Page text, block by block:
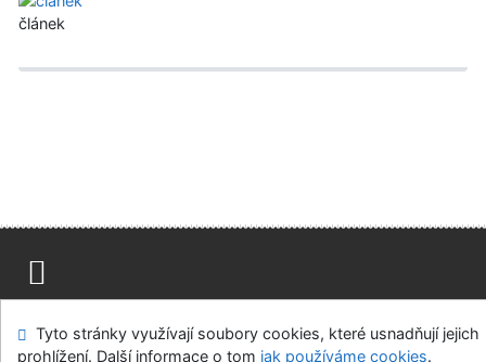
článek
Modul OpenSearch
Napište nám Nastavení cookies
Tyto stránky využívají soubory cookies, které usnadňují jejich
prohlížení. Další informace o tom jak používáme cookies.